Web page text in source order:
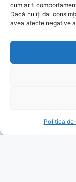
cum ar fi
Dacă nu îți dai
avea afecte negative
Politică